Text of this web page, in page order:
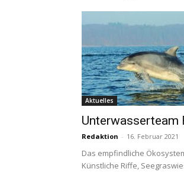
Aktuelles
Unterwasserteam
Redaktion - 16. Februar 2021
Das empfindliche
Künstliche Riffe,